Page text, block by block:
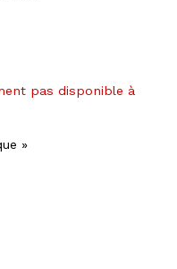
pas disponible à
»